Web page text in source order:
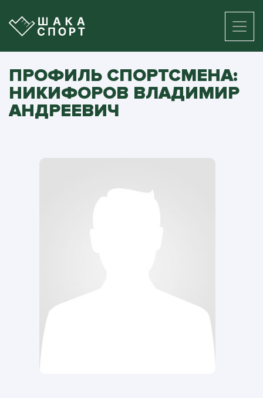
ПРОФИЛЬ СПОРТСМЕНА:
НИКИФОРОВ ВЛАДИМИР
АНДРЕЕВИЧ